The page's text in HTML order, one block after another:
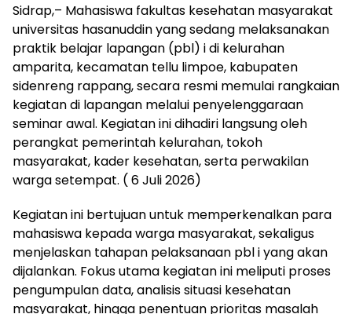
Sidrap,– Mahasiswa fakultas kesehatan masyarakat
universitas hasanuddin yang sedang melaksanakan
praktik belajar lapangan (pbl) i di kelurahan
amparita, kecamatan tellu limpoe, kabupaten
sidenreng rappang, secara resmi memulai rangkaian
kegiatan di lapangan melalui penyelenggaraan
seminar awal. Kegiatan ini dihadiri langsung oleh
perangkat pemerintah kelurahan, tokoh
masyarakat, kader kesehatan, serta perwakilan
warga setempat. ( 6 Juli 2026)
Kegiatan ini bertujuan untuk memperkenalkan para
mahasiswa kepada warga masyarakat, sekaligus
menjelaskan tahapan pelaksanaan pbl i yang akan
dijalankan. Fokus utama kegiatan ini meliputi proses
pengumpulan data, analisis situasi kesehatan
masyarakat, hingga penentuan prioritas masalah